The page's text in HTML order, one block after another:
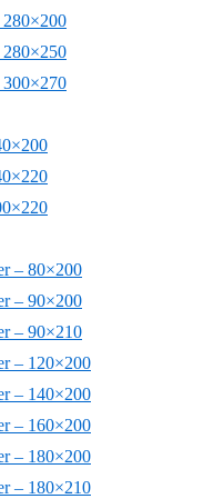
280×200
280×250
300×270
– 80×200
– 90×200
– 90×210
– 120×200
– 140×200
– 160×200
– 180×200
– 180×210